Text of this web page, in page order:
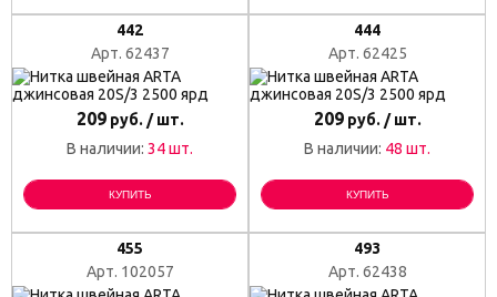
442
Арт. 62437
209руб. / шт.
В наличии: 34 шт.
КУПИТЬ
444
Арт. 62425
209руб. / шт.
В наличии: 48 шт.
КУПИТЬ
455
Арт. 102057
493
Арт. 62438